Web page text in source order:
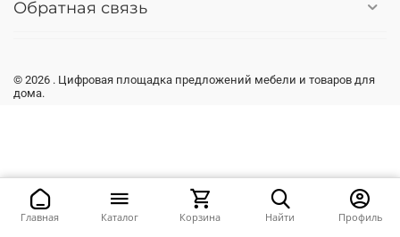
Обратная связь
© 2026 . Цифровая площадка предложений мебели и товаров для
дома.
Главная Каталог Найти
Корзина Профиль